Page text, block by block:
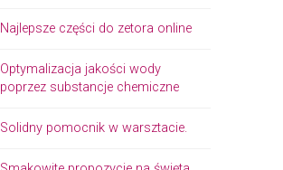
Najlepsze części do zetora online
Optymalizacja jakości wody
poprzez substancje chemiczne
Solidny pomocnik w warsztacie.